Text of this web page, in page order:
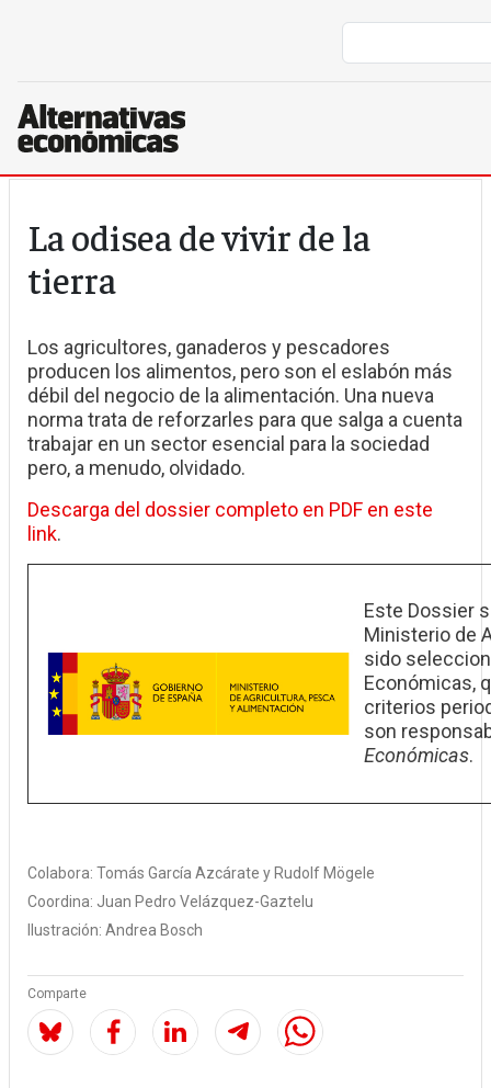
La odisea de vivir de la
tierra
Los agricultores, ganaderos y pescadores
producen los alimentos, pero son el eslabón más
débil del negocio de la alimentación. Una nueva
norma trata de reforzarles para que salga a cuenta
trabajar en un sector esencial para la sociedad
pero, a menudo, olvidado.
Descarga del dossier completo en PDF en este
link.
Este Dossier
Ministerio de
sido
Económicas,
criterios
son
Económicas.
Colabora: Tomás García Azcárate
Rudolf Mögele
Coordina: Juan Pedro Velázquez-Gaztelu
Ilustración: Andrea Bosch
Comparte